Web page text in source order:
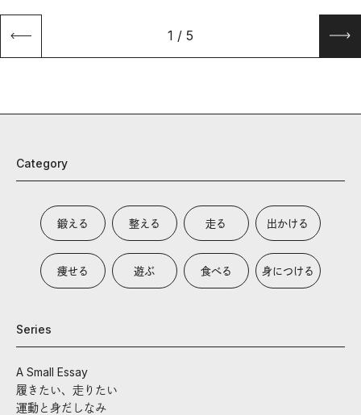
1 / 5
Category
鍛える 整える 走る 出かける
痩せる 遊ぶ 食べる 身につける
Series
A Small Essay
履きたい、走りたい
運動と身だしなみ